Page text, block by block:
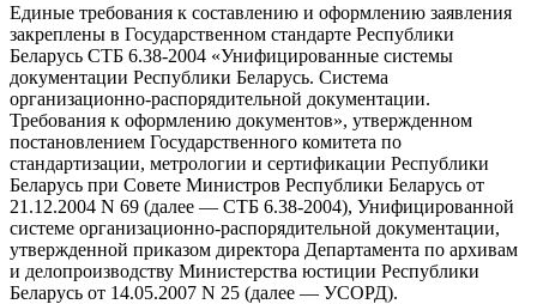
Единые требования к составлению и оформлению заявления
закреплены в Государственном стандарте Республики
Беларусь СТБ 6.38-2004 «Унифицированные системы
документации Республики Беларусь. Система
организационно-распорядительной документации.
Требования к оформлению документов», утвержденном
постановлением Государственного комитета по
стандартизации, метрологии и сертификации Республики
Беларусь при Совете Министров Республики Беларусь от
21.12.2004 N 69 (далее — СТБ 6.38-2004), Унифицированной
системе организационно-распорядительной документации,
утвержденной приказом директора Департамента по архивам
и делопроизводству Министерства юстиции Республики
Беларусь от 14.05.2007 N 25 (далее — УСОРД).